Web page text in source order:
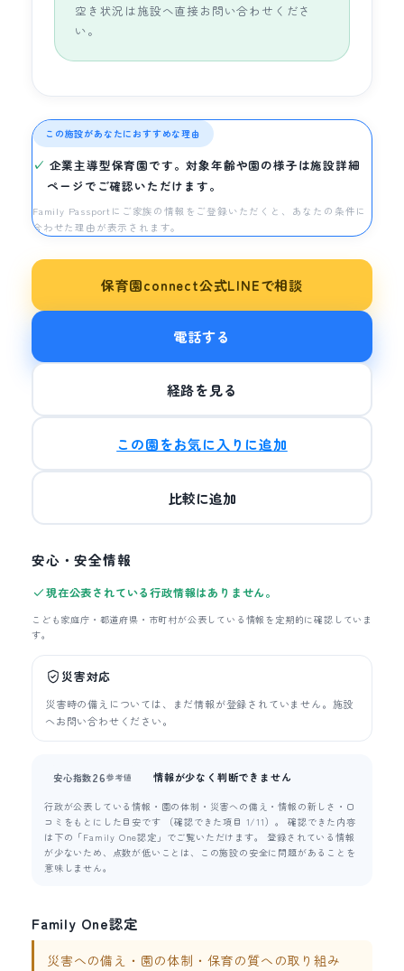
空き状況は施設へ直接お問い合わせくださ
い。
この施設があなたにおすすめな理由
企業主導型保育園です。対象年齢や園の様子は施設詳細
ページでご確認いただけます。
Family Passportにご家族の情報をご登録いただくと、あなたの条件に
合わせた理由が表示されます。
保育園connect公式LINEで相談
電話する
経路を見る
この園をお気に入りに追加
比較に追加
安心・安全情報
現在公表されている行政情報はありません。
こども家庭庁・都道府県・市町村が公表している情報を定期的に確認していま
す。
災害対応
災害時の備えについては、まだ情報が登録されていません。施設
へお問い合わせください。
安心指数26参考値 情報が少なく判断できません
行政が公表している情報・園の体制・災害への備え・情報の新しさ・口
コミをもとにした目安です （確認できた項目 1/11）。 確認できた内容
は下の「Family One認定」でご覧いただけます。 登録されている情報
が少ないため、点数が低いことは、この施設の安全に問題があることを
意味しません。
Family One認定
災害への備え・園の体制・保育の質への取り組み